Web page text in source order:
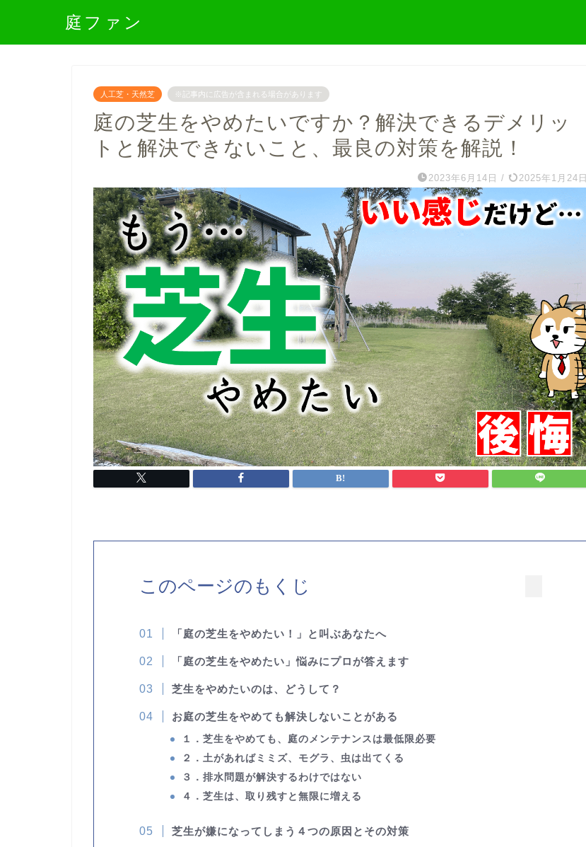
庭ファン
人工芝・天然芝 ※記事内に広告が含まれる場合があります
庭の芝生をやめたいですか？解決できるデメリッ
トと解決できないこと、最良の対策を解説！
2023年6月14日 / 2025年1月24日
このページのもくじ
「庭の芝生をやめたい！」と叫ぶあなたへ
「庭の芝生をやめたい」悩みにプロが答えます
芝生をやめたいのは、どうして ？
お庭の芝生をやめても解決しないことがある
１．芝生をやめても、庭のメンテナンスは最低限必要
２．土があればミミズ、モグラ、虫は出てくる
３．排水問題が解決するわけではない
４．芝生は、取り残すと無限に増える
芝生が嫌になってしまう４つの原因とその対策